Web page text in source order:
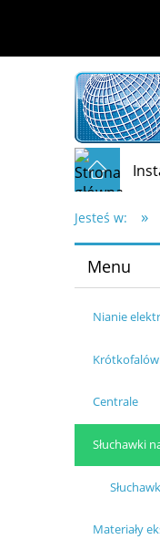
Jesteś w: »
Menu
Nianie
Centrale
Słuchawki
Materiały